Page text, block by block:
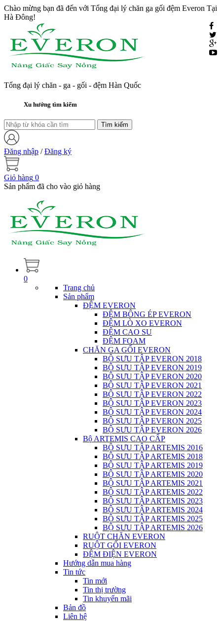
Chào mừng bạn đã đến với Tổng đại lý chăn ga gối đệm Everon Tại
Hà Đông!
Tổng đại lý chăn - ga - gối - đệm Hàn Quốc
Xu hướng tìm kiếm
Đăng nhập /Đăng ký
Giỏ hàng 0
Sản phẩm đã cho vào giỏ hàng
0
Trang chủ
Sản phẩm
ĐỆM EVERON
ĐỆM BÔNG ÉP EVERON
ĐỆM LÒ XO EVERON
ĐỆM CAO SU
ĐỆM FOAM
CHĂN GA GỐI EVERON
BỘ SƯU TẬP EVERON 2018
BỘ SƯU TẬP EVERON 2019
BỘ SƯU TẬP EVERON 2020
BỘ SƯU TẬP EVERON 2021
BỘ SƯU TẬP EVERON 2022
BỘ SƯU TẬP EVERON 2023
BỘ SƯU TẬP EVERON 2024
BỘ SƯU TẬP EVERON 2025
BỘ SƯU TẬP EVERON 2026
Bộ ARTEMIS CAO CẤP
BỘ SƯU TẬP ARTEMIS 2016
BỘ SƯU TẬP ARTEMIS 2018
BỘ SƯU TẬP ARTEMIS 2019
BỘ SƯU TẬP ARTEMIS 2020
BỘ SƯU TẬP ARTEMIS 2021
BỘ SƯU TẬP ARTEMIS 2022
BỘ SƯU TẬP ARTEMIS 2023
BỘ SƯU TẬP ARTEMIS 2024
BỘ SƯU TẬP ARTEMIS 2025
BỘ SƯU TẬP ARTEMIS 2026
RUỘT CHĂN EVERON
RUỘT GỐI EVERON
ĐỆM ĐIỆN EVERON
Hướng dẫn mua hàng
Tin tức
Tin mới
Tin thị trường
Tin khuyến mãi
Bản đồ
Liên hệ